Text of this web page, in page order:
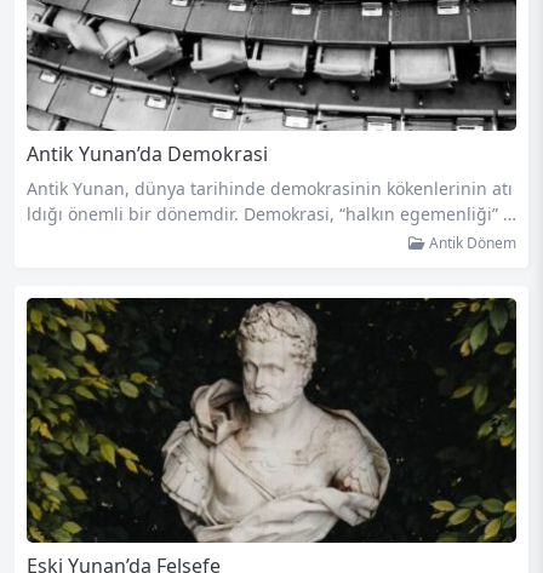
Antik Yunan’da Demokrasi
Antik Yunan, dünya tarihinde demokrasinin kökenlerinin atı
ldığı önemli bir dönemdir. Demokrasi, “halkın egemenliği” a
nlamına gelir ve antik Yunan toplumunda büyük bir etki yar
demokrasi, Atina şehir devletinde (polis) gelişmiştir. M.Ö. 5.
yüzyılda, Atina’da halk meclisleri kurulmuş ve halk bu mecli
slerde kararlar…
Antik Dönem
Eski Yunan’da Felsefe